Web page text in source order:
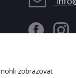
zobrazovat